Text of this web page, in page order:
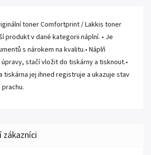
toner Comfortprint / Lakkis toner
produkt v dané kategorii náplní. • Je
s nárokem na kvalitu.• Náplň
stačí vložit do tiskárny a tisknout.•
tiskárna jej ihned registruje a ukazuje stav